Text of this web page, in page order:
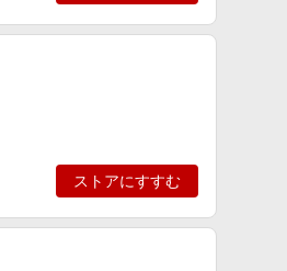
ストアにすすむ